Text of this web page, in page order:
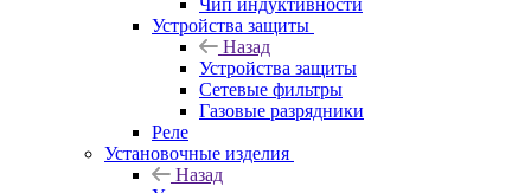
Чип индуктивности
Устройства защиты
Назад
Устройства защиты
Сетевые фильтры
Газовые разрядники
Реле
Установочные изделия
Назад